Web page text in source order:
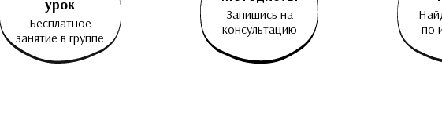
урок
Бесплатное
занятие в группе
Запишись на
консультацию
по